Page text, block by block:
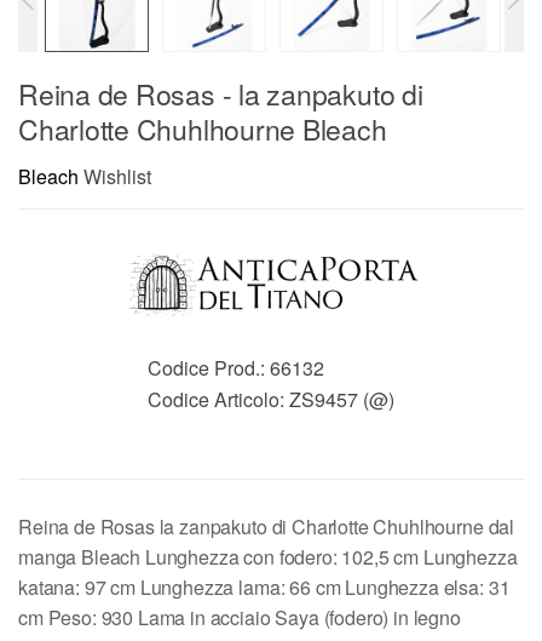
Reina de Rosas - la zanpakuto di
Charlotte Chuhlhourne Bleach
Bleach Wishlist
Codice Prod.: 66132
Codice Articolo: ZS9457 (@)
Reina de Rosas la zanpakuto di Charlotte Chuhlhourne dal
manga Bleach Lunghezza con fodero: 102,5 cm Lunghezza
katana: 97 cm Lunghezza lama: 66 cm Lunghezza elsa: 31
cm Peso: 930 Lama in acciaio Saya (fodero) in legno